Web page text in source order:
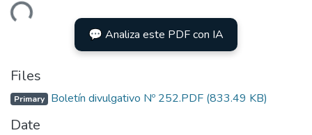
💬 Analiza este PDF con IA
Files
Primary Boletín divulgativo Nº 252.PDF (833.49 KB)
Date